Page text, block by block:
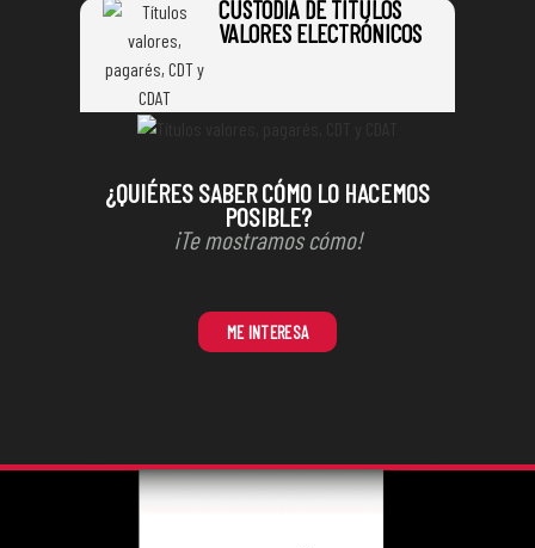
CUSTODIA DE TÍTULOS
VALORES ELECTRÓNICOS
¿QUIÉRES SABER CÓMO LO HACEMOS
POSIBLE?
¡Te mostramos cómo!
ME INTERESA